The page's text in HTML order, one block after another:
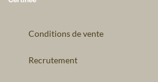
Conditions de vente
Recrutement